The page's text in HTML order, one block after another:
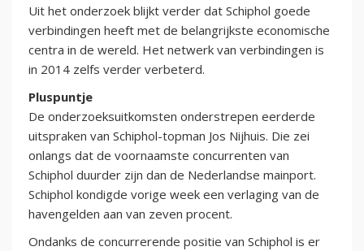
Uit het onderzoek blijkt verder dat Schiphol goede
verbindingen heeft met de belangrijkste economische
centra in de wereld. Het netwerk van verbindingen is
in 2014 zelfs verder verbeterd.
Pluspuntje
De onderzoeksuitkomsten onderstrepen eerderde
uitspraken van Schiphol-topman Jos Nijhuis. Die zei
onlangs dat de voornaamste concurrenten van
Schiphol duurder zijn dan de Nederlandse mainport.
Schiphol kondigde vorige week een verlaging van de
havengelden aan van zeven procent.
Ondanks de concurrerende positie van Schiphol is er